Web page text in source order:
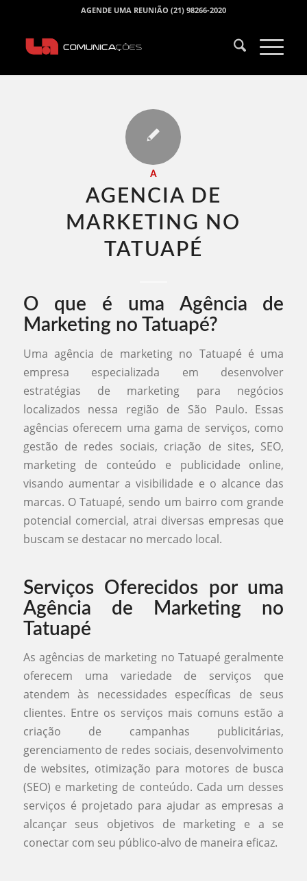
AGENDE UMA REUNIÃO (21) 98266-2020
A
AGENCIA DE
MARKETING NO
TATUAPÉ​
O que é uma Agência de
Marketing no Tatuapé?
Uma agência de marketing no Tatuapé é uma
empresa especializada em desenvolver
estratégias de marketing para negócios
localizados nessa região de São Paulo. Essas
agências oferecem uma gama de serviços, como
gestão de redes sociais, criação de sites, SEO,
marketing de conteúdo e publicidade online,
visando aumentar a visibilidade e o alcance das
marcas. O Tatuapé, sendo um bairro com grande
potencial comercial, atrai diversas empresas que
buscam se destacar no mercado local.
Serviços Oferecidos por uma
Agência de Marketing no
Tatuapé
As agências de marketing no Tatuapé geralmente
oferecem uma variedade de serviços que
atendem às necessidades específicas de seus
clientes. Entre os serviços mais comuns estão a
criação de campanhas publicitárias,
gerenciamento de redes sociais, desenvolvimento
de websites, otimização para motores de busca
(SEO) e marketing de conteúdo. Cada um desses
serviços é projetado para ajudar as empresas a
alcançar seus objetivos de marketing e a se
conectar com seu público-alvo de maneira eficaz.